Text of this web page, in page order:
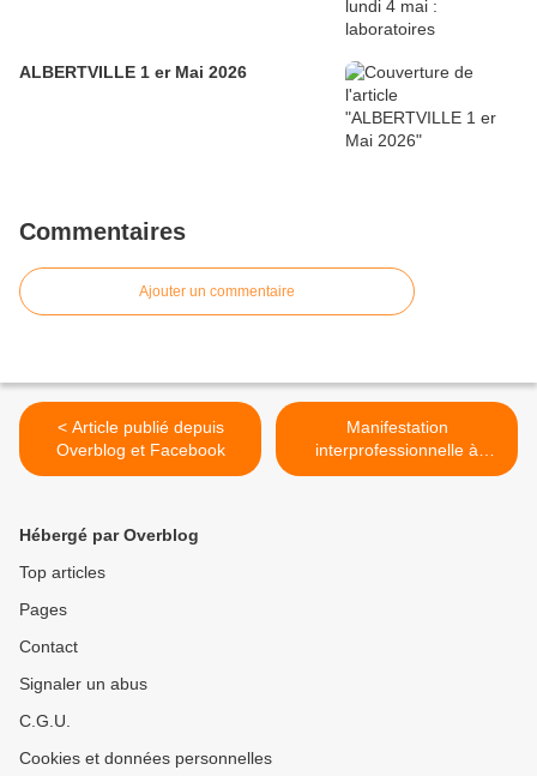
ALBERTVILLE 1 er Mai 2026
Commentaires
Ajouter un commentaire
< Article publié depuis
Overblog et Facebook
Manifestation
interprofessionnelle à
Chambéry >
Hébergé par Overblog
Top articles
Pages
Contact
Signaler un abus
C.G.U.
Cookies et données personnelles